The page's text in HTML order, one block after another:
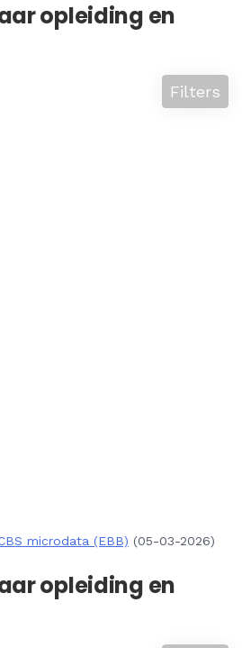
opleiding en
Filters
microdata (EBB) (05-03-2026)
opleiding en